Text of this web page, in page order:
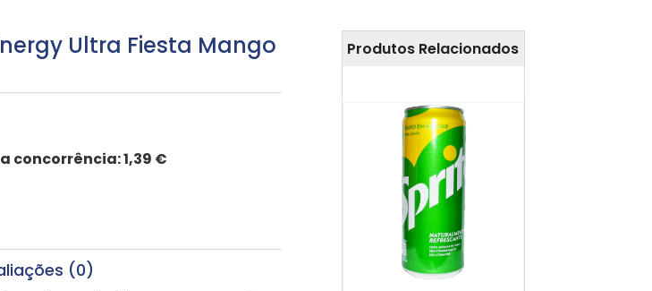
Ultra Fiesta Mango
concorrência:1,39 €
(0)
Produtos Relacionados